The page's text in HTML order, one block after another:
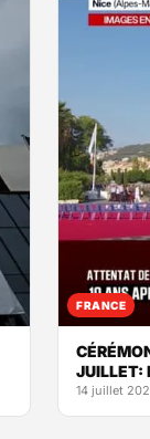
FRANCE
JUILLET:
14 juillet